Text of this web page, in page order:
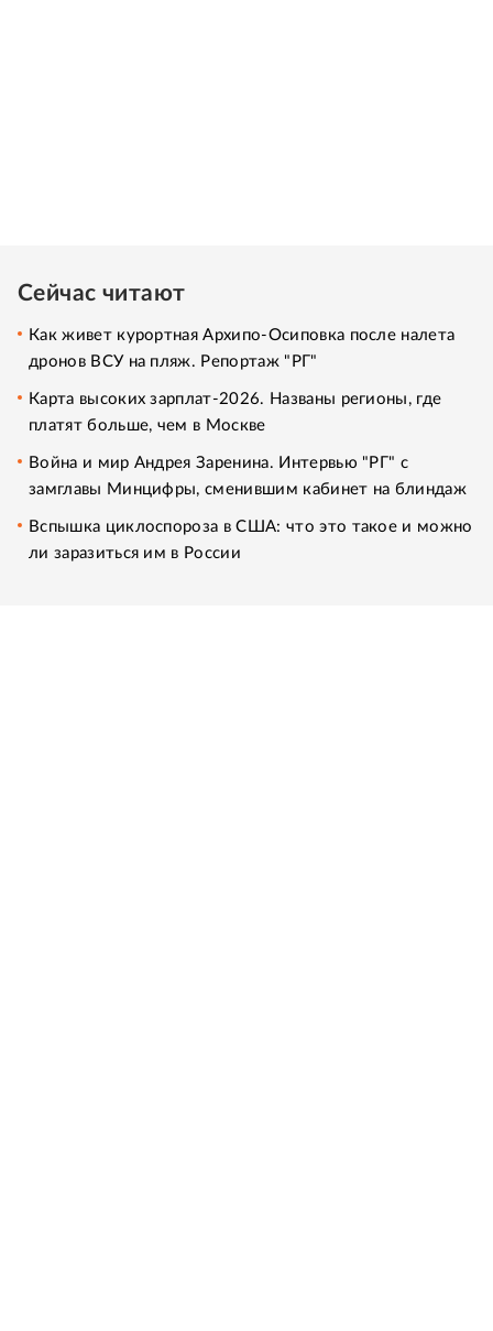
Сейчас читают
Как живет курортная Архипо-Осиповка после налета
дронов ВСУ на пляж. Репортаж "РГ"
Карта высоких зарплат-2026. Названы регионы, где
платят больше, чем в Москве
Война и мир Андрея Заренина. Интервью "РГ" с
замглавы Минцифры, сменившим кабинет на блиндаж
Вспышка циклоспороза в США: что это такое и можно
ли заразиться им в России